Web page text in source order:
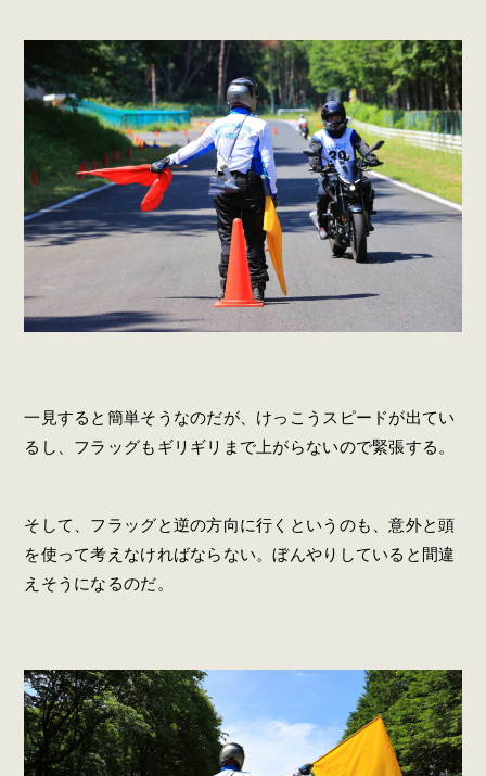
一見すると簡単そうなのだが、けっこうスピードが出てい
るし、フラッグもギリギリまで上がらないので緊張する。
そして、フラッグと逆の方向に行くというのも、意外と頭
を使って考えなければならない。ぼんやりしていると間違
えそうになるのだ。